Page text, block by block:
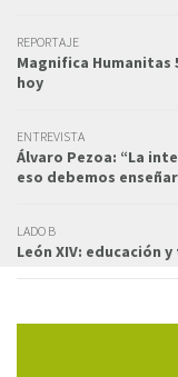
REPORTAJE
Magnifica Humanitas
hoy
ENTREVISTA
Álvaro Pezoa: “La
eso debemos
LADO B
León XIV: educación